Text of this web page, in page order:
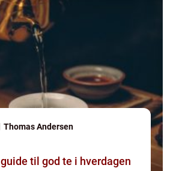
Thomas Andersen
Te allerød guide til god te i hverdagen